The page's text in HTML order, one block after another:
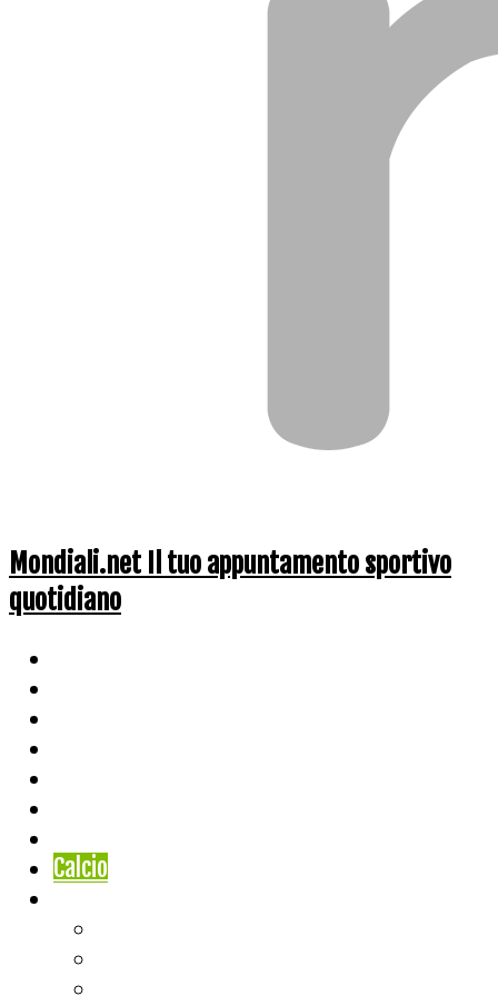
Mondiali.net Il tuo appuntamento sportivo
quotidiano
Calcio